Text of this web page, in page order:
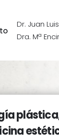
Dr. Juan
Dra. Mª